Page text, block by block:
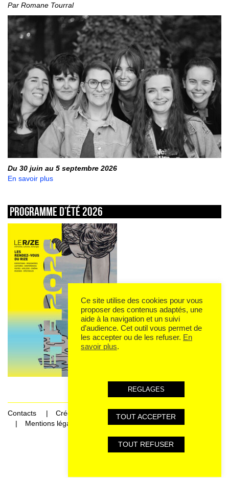
Par Romane Tourral
Du 30 juin au 5 septembre 2026
En savoir plus
Programme d’été 2026
Contacts
Crédits
Mentions légales et données personnelles
Ce site utilise des cookies pour vous
proposer des contenus adaptés, une
aide à la navigation et un suivi
d’audience. Cet outil vous permet de
les accepter ou de les refuser. En
savoir plus.
REGLAGES
TOUT ACCEPTER
TOUT REFUSER